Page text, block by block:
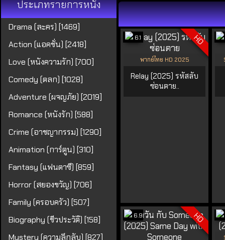
ประเภทรายการหนัง
Drama (ละคร) [1469]
Action (แอคชั่น) [2418]
Love (หนังความรัก) [700]
Comedy (ตลก) [1028]
Adventure (ผจญภัย) [2019]
Romance (หนังรัก) [588]
Crime (อาชญากรรม) [1290]
Animation (การ์ตูน) [310]
Fantasy (แฟนตาซี) [859]
Horror (สยองขวัญ) [706]
Family (ครอบครัว) [507]
Biography (ชีวประวัติ) [158]
Mystery (ความลึกลับ) [827]
HD
6.1
พากย์ไทย HD 2025
Relay (2025) รหัสลับ
ซ่อนตาย..
HD
6.9